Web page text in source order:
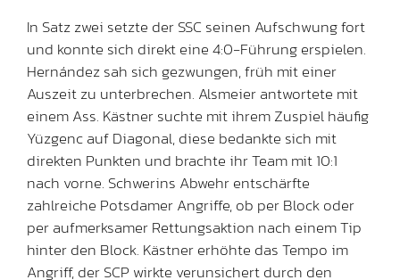
In Satz zwei setzte der SSC seinen Aufschwung fort
und konnte sich direkt eine 4:0-Führung erspielen.
Hernández sah sich gezwungen, früh mit einer
Auszeit zu unterbrechen. Alsmeier antwortete mit
einem Ass. Kästner suchte mit ihrem Zuspiel häufig
Yüzgenc auf Diagonal, diese bedankte sich mit
direkten Punkten und brachte ihr Team mit 10:1
nach vorne. Schwerins Abwehr entschärfte
zahlreiche Potsdamer Angriffe, ob per Block oder
per aufmerksamer Rettungsaktion nach einem Tip
hinter den Block. Kästner erhöhte das Tempo im
Angriff, der SCP wirkte verunsichert durch den